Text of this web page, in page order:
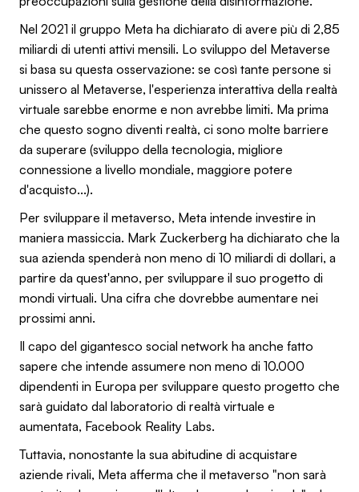
Nel 2021 il gruppo Meta ha dichiarato di avere più di 2,85
miliardi di utenti attivi mensili. Lo sviluppo del Metaverse
si basa su questa osservazione: se così tante persone si
unissero al Metaverse, l'esperienza interattiva della realtà
virtuale sarebbe enorme e non avrebbe limiti. Ma prima
che questo sogno diventi realtà, ci sono molte barriere
da superare (sviluppo della tecnologia, migliore
connessione a livello mondiale, maggiore potere
d'acquisto...).
Per sviluppare il metaverso, Meta intende investire in
maniera massiccia. Mark Zuckerberg ha dichiarato che la
sua azienda spenderà non meno di 10 miliardi di dollari, a
partire da quest'anno, per sviluppare il suo progetto di
mondi virtuali. Una cifra che dovrebbe aumentare nei
prossimi anni.
Il capo del gigantesco social network ha anche fatto
sapere che intende assumere non meno di 10.000
dipendenti in Europa per sviluppare questo progetto che
sarà guidato dal laboratorio di realtà virtuale e
aumentata, Facebook Reality Labs.
Tuttavia, nonostante la sua abitudine di acquistare
aziende rivali, Meta afferma che il metaverso "non sarà